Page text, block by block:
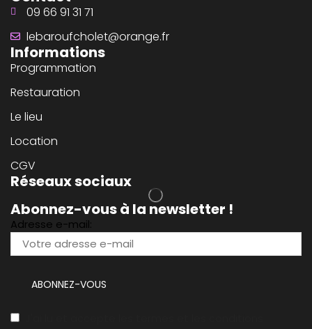
09 66 91 31 71
lebaroufcholet@orange.fr
Informations
Programmation
Restauration
Le lieu
Location
CGV
Réseaux sociaux
Abonnez-vous à la newsletter !
Adresse e-mail: